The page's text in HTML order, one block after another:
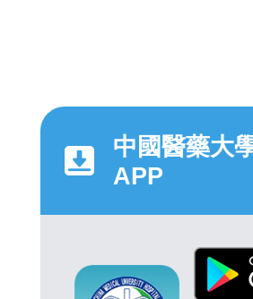
中國醫藥大
APP